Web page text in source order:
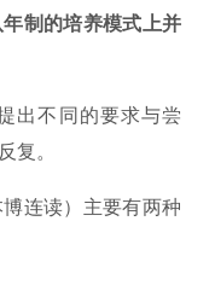
制的培养模式上并
出不同的要求与尝
复。
连读）主要有两种